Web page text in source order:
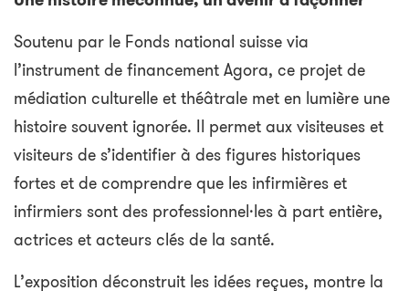
Soutenu par le Fonds national suisse via
l’instrument de financement Agora, ce projet de
médiation culturelle et théâtrale met en lumière une
histoire souvent ignorée. Il permet aux visiteuses et
visiteurs de s’identifier à des figures historiques
fortes et de comprendre que les infirmières et
infirmiers sont des professionnel·les à part entière,
actrices et acteurs clés de la santé.
L’exposition déconstruit les idées reçues, montre la